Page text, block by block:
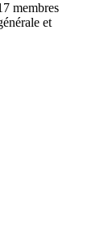
membres
et